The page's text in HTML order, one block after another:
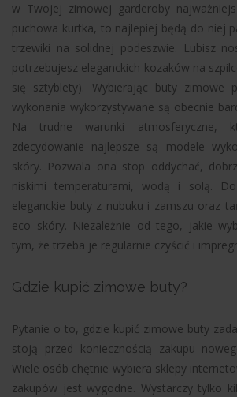
w Twojej zimowej garderoby
puchowa kurtka, to najlepiej będą do niej
trzewiki na solidnej podeszwie. Lubisz
potrzebujesz eleganckich kozaków na
się sztyblety). Wybierając buty zimowe
wykonania wykorzystywane są obecnie
Na trudne warunki atmosferyczne,
zdecydowanie najlepsze są modele
skóry. Pozwala ona stop oddychać,
niskimi temperaturami, wodą i solą.
eleganckie buty z nubuku i zamszu oraz
eco skóry. Niezależnie od tego, jakie
tym, że trzeba je regularnie czyścić i
Gdzie kupić zimowe buty?
Pytanie o to, gdzie kupić zimowe buty
stoją przed koniecznością zakupu
Wiele osób chętnie wybiera sklepy
zakupów jest wygodne. Wystarczy tylko